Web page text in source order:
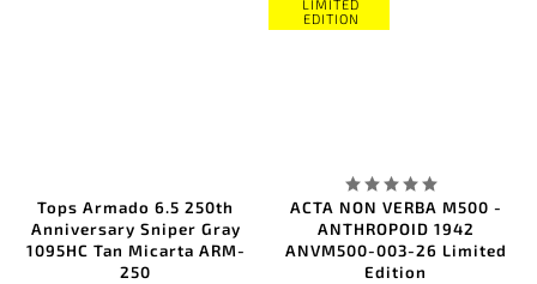
Tops Armado 6.5 250th
Anniversary Sniper Gray
1095HC Tan Micarta ARM-
250
LIMITED
EDITION
ACTA NON VERBA M500 -
ANTHROPOID 1942
ANVM500-003-26 Limited
Edition